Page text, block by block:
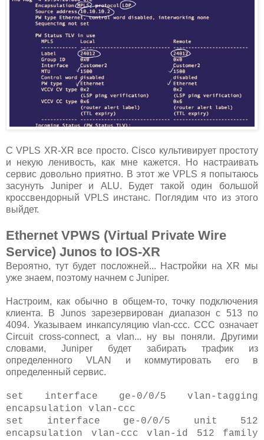
C VPLS XR-XR все просто. Cisco культивирует простоту
и некую ленивость, как мне кажется. Но настраивать
сервис довольно приятно. В этот же VPLS я попытаюсь
засунуть Juniper и ALU. Будет такой один большой
кроссвендорный VPLS инстанс. Поглядим что из этого
выйдет.
Ethernet VPWS (Virtual Private Wire
Service) Junos to IOS-XR
Вероятно, тут будет посложней... Настройки на XR мы
уже знаем, поэтому начнем с Juniper.
Настроим, как обычно в общем-то, точку подключения
клиента. В Junos зарезервирован диапазон с 513 по
4094. Указываем инкапсуляцию vlan-ccc. ССС означает
Circuit cross-connect, а vlan... ну вы поняли. Другими
словами, Juniper будет забирать трафик из
определенного VLAN и коммутировать его в
определенный сервис.
set interface ge-0/0/5 vlan-tagging
encapsulation vlan-ccc
set interface ge-0/0/5 unit 512
encapsulation vlan-ccc vlan-id 512 family